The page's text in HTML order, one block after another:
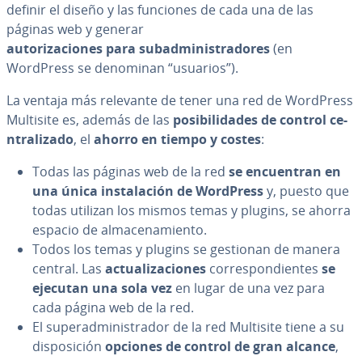
definir el diseño y las funciones de cada una de las
páginas web y generar
au­to­ri­za­cio­nes para subad­mi­ni­s­tra­do­res(en
WordPress se denominan “usuarios”).
La ventaja más relevante de tener una red de WordPress
Multisite es, además de las po­si­bi­li­da­des de control ce­
n­tra­li­za­do, el ahorro en tiempo y costes:
Todas las páginas web de la red se en­cue­n­tran en
una única in­s­ta­la­ción de WordPressy, puesto que
todas utilizan los mismos temas y plugins, se ahorra
espacio de al­ma­ce­na­mie­n­to.
Todos los temas y plugins se gestionan de manera
central. Las ac­tua­li­za­cio­nes co­rre­s­po­n­die­n­tes se
ejecutan una sola vez en lugar de una vez para
cada página web de la red.
El su­per­ad­mi­ni­s­tra­dor de la red Multisite tiene a su
di­s­po­si­ción opciones de control de gran alcance,